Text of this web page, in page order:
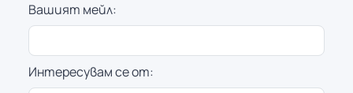
Вашият мейл:
Интересувам се от: